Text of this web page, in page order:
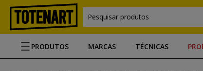
Pesquisar produtos
PRODUTOS MARCAS TÉCNICAS